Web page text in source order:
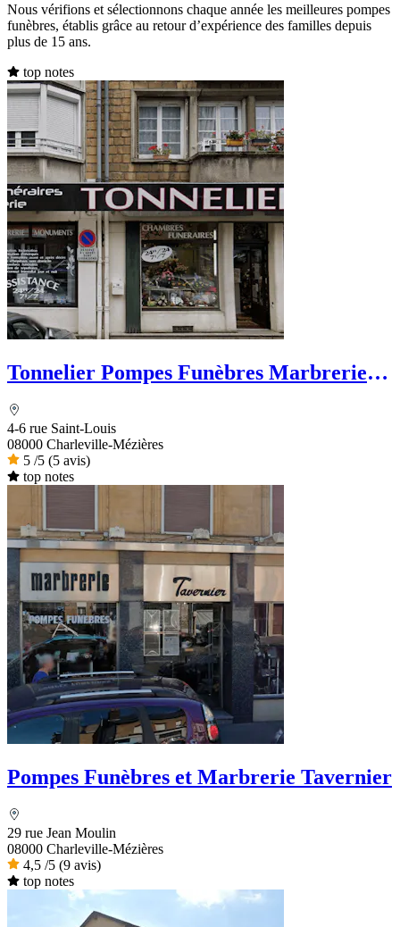
Nous vérifions et sélectionnons chaque année les meilleures pompes
funèbres, établis grâce au retour d’expérience des familles depuis
plus de 15 ans.
top notes
Tonnelier Pompes Funèbres Marbrerie
4-6 rue Saint-Louis
08000 Charleville-Mézières
5 /5 (5 avis)
top notes
Pompes Funèbres et Marbrerie Tavernier
29 rue Jean Moulin
08000 Charleville-Mézières
4,5 /5 (9 avis)
top notes